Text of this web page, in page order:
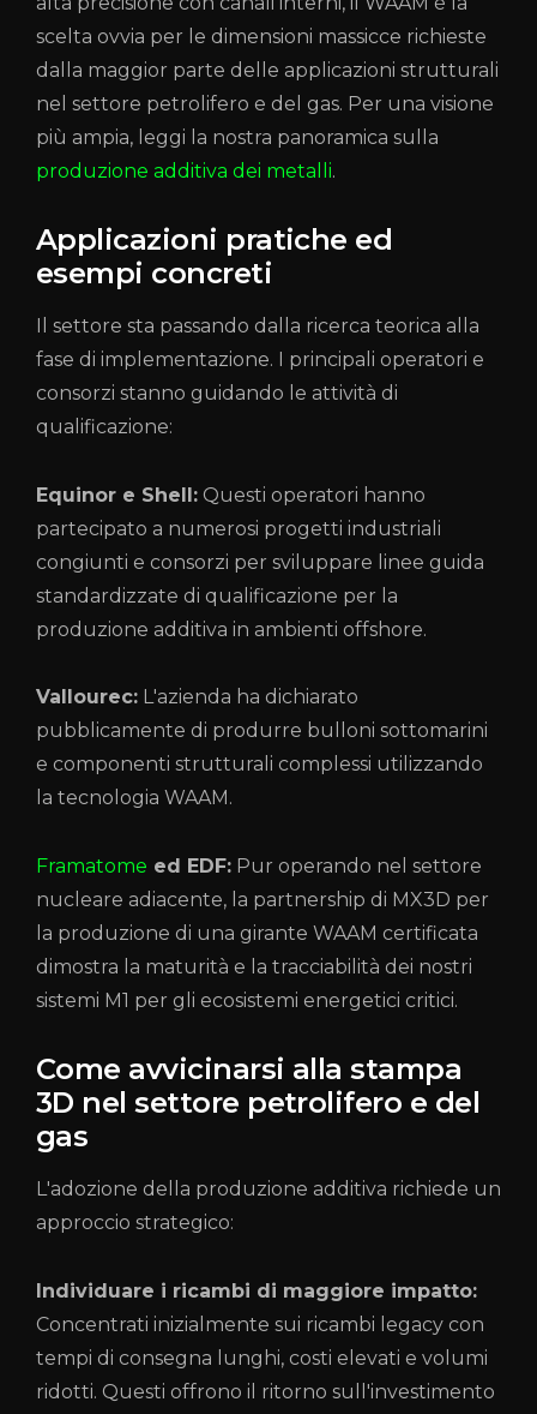
scelta ovvia per le dimensioni massicce richieste
dalla maggior parte delle applicazioni strutturali
nel settore petrolifero e del gas. Per una visione
più ampia, leggi la nostra panoramica sulla
produzione additiva dei metalli.
Applicazioni pratiche ed
esempi concreti
Il settore sta passando dalla ricerca teorica alla
fase di implementazione. I principali operatori e
consorzi stanno guidando le attività di
qualificazione:
Equinor e Shell: Questi operatori hanno
partecipato a numerosi progetti industriali
congiunti e consorzi per sviluppare linee guida
standardizzate di qualificazione per la
produzione additiva in ambienti offshore.
Vallourec: L'azienda ha dichiarato
pubblicamente di produrre bulloni sottomarini
e componenti strutturali complessi utilizzando
la tecnologia WAAM.
Framatome ed EDF: Pur operando nel settore
nucleare adiacente, la partnership di MX3D per
la produzione di una girante WAAM certificata
dimostra la maturità e la tracciabilità dei nostri
sistemi M1 per gli ecosistemi energetici critici.
Come avvicinarsi alla stampa
3D nel settore petrolifero e del
gas
L'adozione della produzione additiva richiede un
approccio strategico:
Individuare i ricambi di maggiore impatto:
Concentrati inizialmente sui ricambi legacy con
tempi di consegna lunghi, costi elevati e volumi
ridotti. Questi offrono il ritorno sull'investimento